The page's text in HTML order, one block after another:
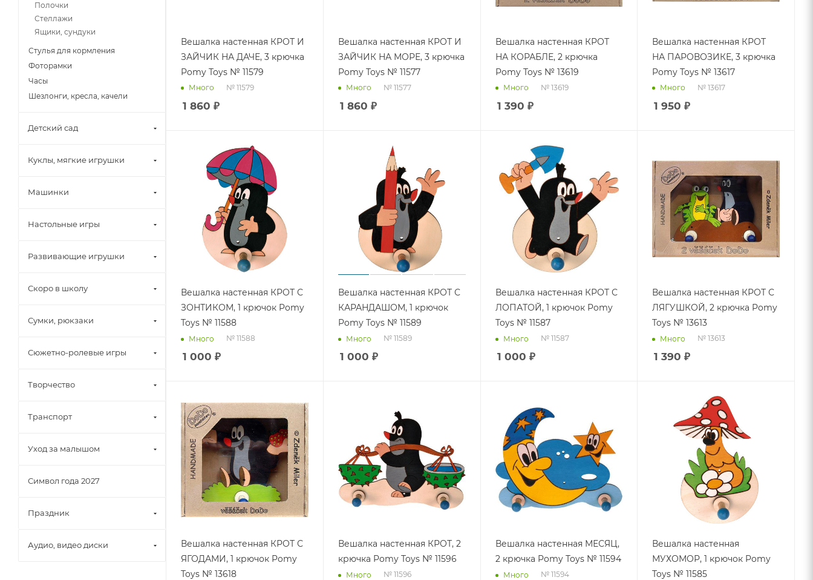
Вешалка настенная КРОТ И
ЗАЙЧИК НА ДАЧЕ, 3 крючка
Pomy Toys № 11579
Много № 11579
1 860 ₽
Вешалка настенная КРОТ И
ЗАЙЧИК НА МОРЕ, 3 крючка
Pomy Toys № 11577
Много № 11577
1 860 ₽
Вешалка настенная КРОТ
НА КОРАБЛЕ, 2 крючка
Pomy Toys № 13619
Много № 13619
1 390 ₽
Вешалка настенная КРОТ
НА ПАРОВОЗИКЕ, 3 крючка
Pomy Toys № 13617
Много № 13617
1 950 ₽
Вешалка настенная КРОТ С
ЗОНТИКОМ, 1 крючок Pomy
Toys № 11588
Много № 11588
1 000 ₽
Вешалка настенная КРОТ С
КАРАНДАШОМ, 1 крючок
Pomy Toys № 11589
Много № 11589
1 000 ₽
Вешалка настенная КРОТ С
ЛОПАТОЙ, 1 крючок Pomy
Toys № 11587
Много № 11587
1 000 ₽
Вешалка настенная КРОТ С
ЛЯГУШКОЙ, 2 крючка Pomy
Toys № 13613
Много № 13613
1 390 ₽
Вешалка настенная КРОТ С
ЯГОДАМИ, 1 крючок Pomy
Toys № 13618
Вешалка настенная КРОТ, 2
крючка Pomy Toys № 11596
Много № 11596
Вешалка настенная МЕСЯЦ,
2 крючка Pomy Toys № 11594
Много № 11594
Вешалка настенная
МУХОМОР, 1 крючок Pomy
Toys № 11585
Полочки
Стеллажи
Ящики, сундуки
Стулья для кормления
Фоторамки
Часы
Шезлонги, кресла, качели
Детский сад
Куклы, мягкие игрушки
Машинки
Настольные игры
Развивающие игрушки
Скоро в школу
Сумки, рюкзаки
Сюжетно-ролевые игры
Творчество
Транспорт
Уход за малышом
Символ года 2027
Праздник
Аудио, видео диски